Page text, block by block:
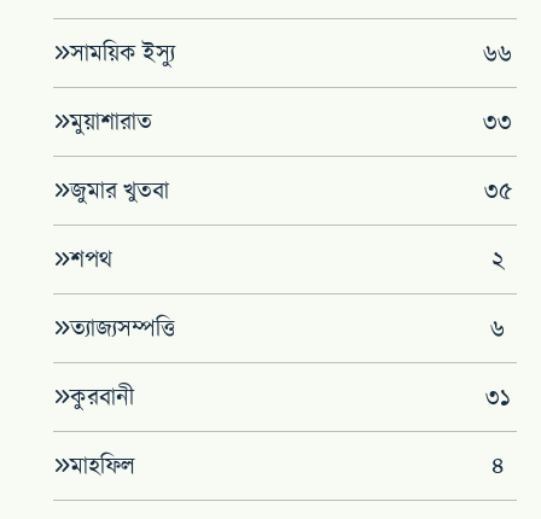
সাময়িক ইস্যু ৬৬
মুয়াশারাত ৩৩
জুমার খুতবা ৩৫
শপথ ২
ত্যাজ্যসম্পত্তি ৬
কুরবানী ৩১
মাহফিল ৪